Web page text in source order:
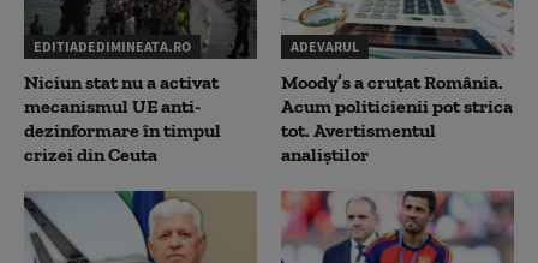
EDITIADEDIMINEATA.RO
Niciun stat nu a activat
mecanismul UE anti-
dezinformare în timpul
crizei din Ceuta
ADEVARUL
Moody’s a cruțat România.
Acum politicienii pot strica
tot. Avertismentul
analiștilor